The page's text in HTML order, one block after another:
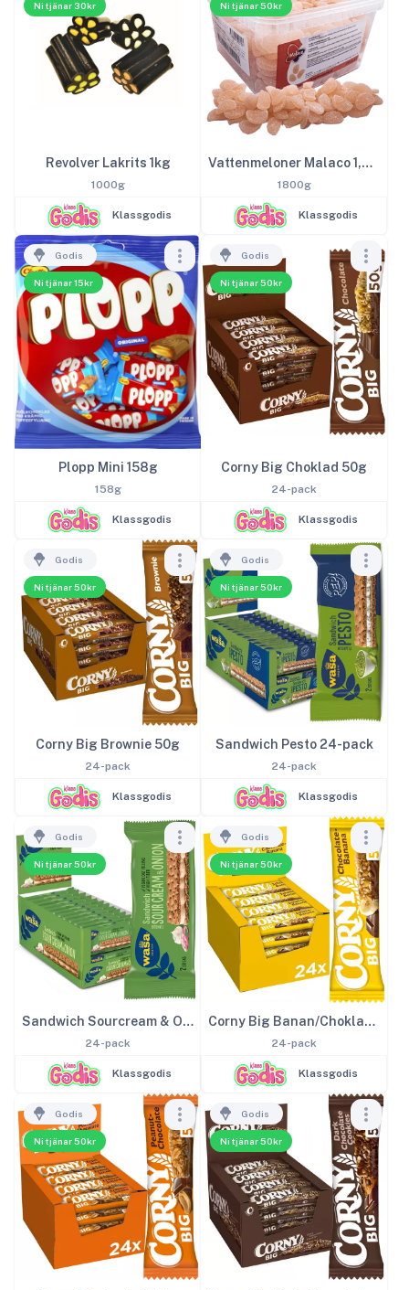
Ni tjänar 30kr
Revolver Lakrits 1kg
1000g
Klassgodis
Ni tjänar 50kr
Vattenmeloner Malaco 1,8kg
1800g
Klassgodis
Ni tjänar 15kr
Godis
Plopp Mini 158g
158g
Klassgodis
Ni tjänar 50kr
Godis
Corny Big Choklad 50g
24-pack
Klassgodis
Ni tjänar 50kr
Godis
Corny Big Brownie 50g
24-pack
Klassgodis
Ni tjänar 50kr
Godis
Sandwich Pesto 24-pack
24-pack
Klassgodis
Ni tjänar 50kr
Godis
Sandwich Sourcream & Onion
24-pack
Klassgodis
Ni tjänar 50kr
Godis
Corny Big Banan/Choklad 50g
24-pack
Klassgodis
Ni tjänar 50kr
Godis
Ni tjänar 50kr
Godis